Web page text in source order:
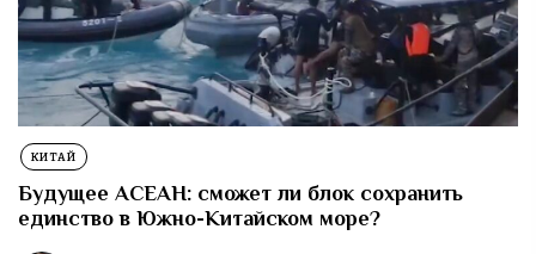
КИТАЙ
Будущее АСЕАН: сможет ли блок сохранить
единство в Южно-Китайском море?